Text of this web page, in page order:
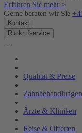
Erfahren Sie mehr >
Gerne beraten wir Sie
Kontakt
Rückrufservice
Qualität & Preise
Zahnbehandlungen
Ärzte & Kliniken
Reise & Offerten